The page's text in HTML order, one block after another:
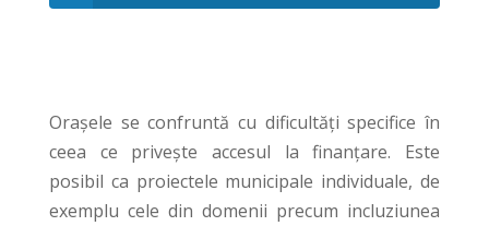
Orașele se confruntă cu dificultăți specifice în
ceea ce privește accesul la finanțare. Este
posibil ca proiectele municipale individuale, de
exemplu cele din domenii precum incluziunea